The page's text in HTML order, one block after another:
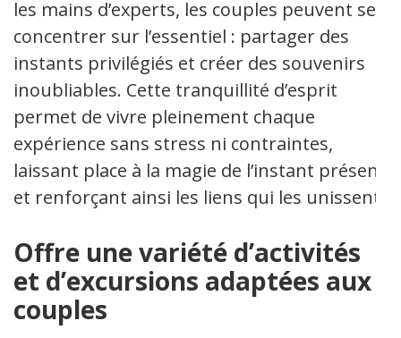
les mains d’experts, les couples peuvent se
concentrer sur l’essentiel : partager des
instants privilégiés et créer des souvenirs
inoubliables. Cette tranquillité d’esprit
permet de vivre pleinement chaque
expérience sans stress ni contraintes,
laissant place à la magie de l’instant présent
et renforçant ainsi les liens qui les unissent.
Offre une variété d’activités
et d’excursions adaptées aux
couples